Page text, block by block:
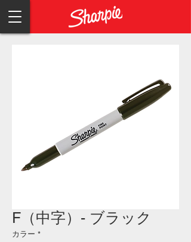
F（中字）- ブラック
カラー *